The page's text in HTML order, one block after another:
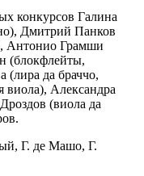
конкурсов Галина
Дмитрий Панков
Антонио Грамши
(блокфлейты,
(лира да браччо,
виола), Александра
(виола да
Г. де Машо, Г.